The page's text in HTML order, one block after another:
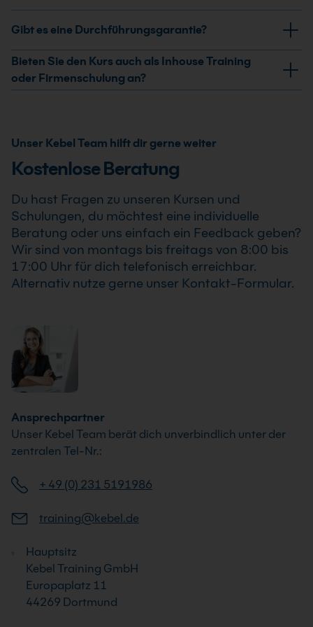
Freigaben. Außerdem geht es um Bias-Risiken,
Qualitätsprüfung und Human-in-the-Loop-Prozesse.
Rekognition Kurs: Bild- und Videoanalyse die
funktioniert erhältst Du ein Teilnahmezertifikat. Dieses
bestätigt Deine erweiterten Kenntnisse im
professionellen Einsatz von Amazon AWS Rekognition
Gibt es eine Durchführungsgarantie?
Ja, wir garantieren die Durchführung aller von uns
bestätigten Termine. Der Amazon AWS Rekognition
Kurs: Bild- und Videoanalyse die funktioniert findet
kannst.
Bieten Sie den Kurs auch als Inhouse Training
oder Firmenschulung an?
Schulung auch als Online-Firmenschulung
durchgeführt werden. Inhalte, Prozesse und
Anforderungen Deines Unternehmens an.
Unser Kebel Team hilft dir gerne weiter
Kostenlose Beratung
Du hast Fragen zu unseren Kursen und
Schulungen, du möchtest eine individuelle
Beratung oder uns einfach ein Feedback geben?
Wir sind von montags bis freitags von 8:00 bis
17:00 Uhr für dich telefonisch erreichbar.
Alternativ nutze gerne unser Kontakt-Formular.
Ansprechpartner
Unser Kebel Team berät dich unverbindlich unter der
zentralen Tel-Nr.:
+ 49 (0) 231 5191986
training@kebel.de
Hauptsitz
Kebel Training GmbH
Europaplatz 11
44269 Dortmund